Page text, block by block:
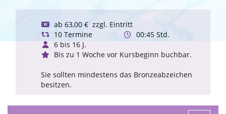
ab 63,00 € zzgl. Eintritt
10 Termine
00:45 Std.
6 bis 16 J.
Bis zu 1 Woche vor Kursbeginn buchbar.
Sie sollten mindestens das Bronzeabzeichen
besitzen.